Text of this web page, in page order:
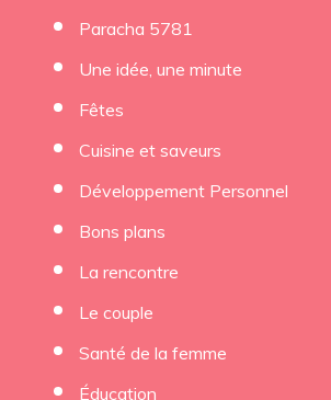
Paracha 5781
Une idée, une minute
Fêtes
Cuisine et saveurs
Développement Personnel
Bons plans
La rencontre
Le couple
Santé de la femme
Éducation